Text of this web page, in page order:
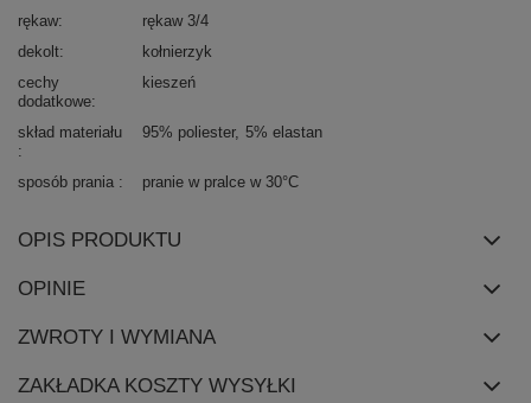
rękaw
rękaw 3/4
dekolt
kołnierzyk
cechy
dodatkowe
kieszeń
skład materiału 95% poliester 5% elastan
sposób prania pranie w pralce w 30°C
OPIS PRODUKTU
OPINIE
ZWROTY I WYMIANA
ZAKŁADKA KOSZTY WYSYŁKI